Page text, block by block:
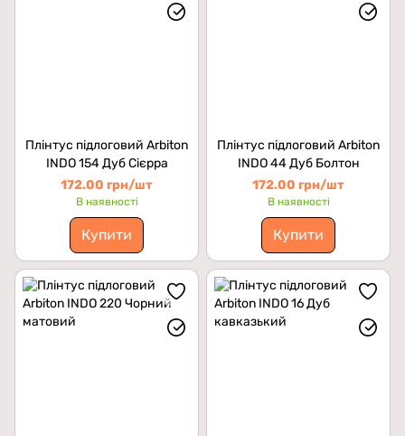
Плінтус підлоговий Arbiton
INDO 154 Дуб Сієрра
172.00 грн/шт
В наявності
Купити
Плінтус підлоговий Arbiton
INDO 44 Дуб Болтон
172.00 грн/шт
В наявності
Купити